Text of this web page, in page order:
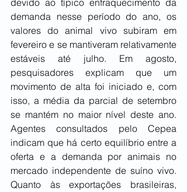
devido ao típico enfraquecimento da
demanda nesse período do ano, os
valores do animal vivo subiram em
fevereiro e se mantiveram relativamente
estáveis até julho. Em agosto,
pesquisadores explicam que um
movimento de alta foi iniciado e, com
isso, a média da parcial de setembro
se mantém no maior nível deste ano.
Agentes consultados pelo Cepea
indicam que há certo equilíbrio entre a
oferta e a demanda por animais no
mercado independente de suíno vivo.
Quanto às exportações brasileiras,